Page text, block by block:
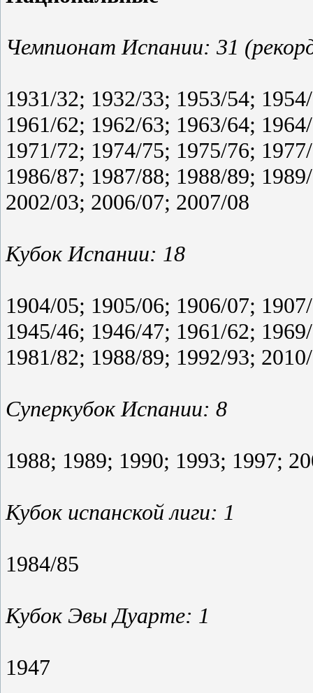
Чемпионат Испании: 31
1931/32; 1932/33; 1953/54;
1961/62; 1962/63; 1963/64;
1971/72; 1974/75; 1975/76;
1986/87; 1987/88; 1988/89;
2002/03; 2006/07; 2007/08
Кубок Испании: 18
1904/05; 1905/06; 1906/07;
1945/46; 1946/47; 1961/62;
1981/82; 1988/89; 1992/93;
Суперкубок Испании: 8
1988; 1989; 1990; 1993; 1997;
Кубок испанской лиги: 1
1984/85
Кубок Эвы Дуарте: 1
1947